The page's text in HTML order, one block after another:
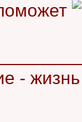
- жизнь